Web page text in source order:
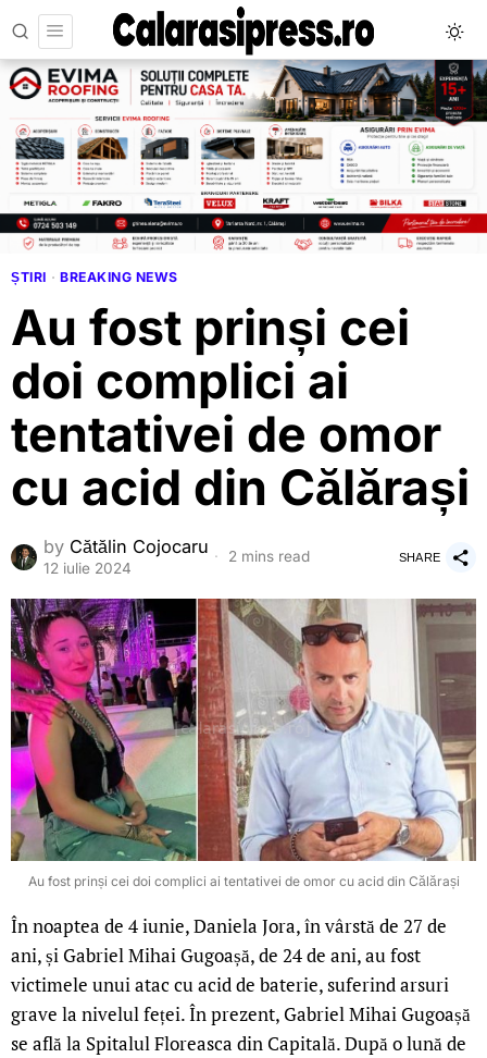
ȘTIRI · BREAKING NEWS
Au fost prinși cei
doi complici ai
tentativei de omor
cu acid din Călărași
by Cătălin Cojocaru
12 iulie 2024
2 mins read SHARE
Au fost prinși cei doi complici ai tentativei de omor cu acid din Călărași
În noaptea de 4 iunie, Daniela Jora, în vârstă de 27 de
ani, și Gabriel Mihai Gugoașă, de 24 de ani, au fost
victimele unui atac cu acid de baterie, suferind arsuri
grave la nivelul feței. În prezent, Gabriel Mihai Gugoașă
se află la Spitalul Floreasca din Capitală. După o lună de